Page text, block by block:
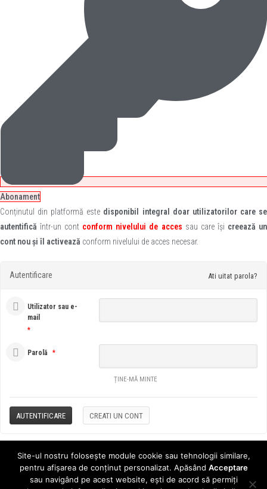
Abonament
Conținutul din platformă este disponibil integral doar utilizatorilor care se
autentifică într-un cont conform nivelului de acces sau care își creează un
cont nou și îl activează conform nivelului de acces necesar.
Autentificare Ati uitat parola?
Utilizator sau e-
mail
*
Parolă *
ȚINE-MĂ MINTE
© 2024 - clasadigitala.ro
Editura CD PRESS este înregistrată în Registrul de evidență a prelucrărilor de date
cu caracter personal sub numarul 10860.
Site-ul nostru folosește module cookie sau tehnologii similare,
pentru afișarea de conținut personalizat. Apăsând Acceptare
sau navigând pe acest website, ești de acord să permiți